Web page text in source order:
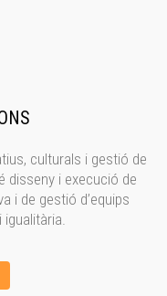
culturals i gestió de
disseny i execució de
i de gestió d’equips